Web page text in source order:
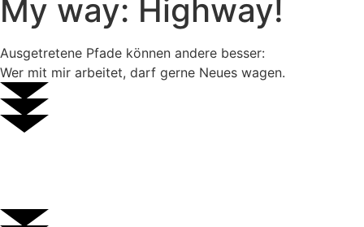
My way: Highway!
Ausgetretene Pfade können andere besser:
Wer mit mir arbeitet, darf gerne Neues wagen.